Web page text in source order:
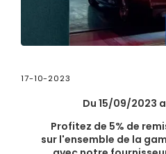
17-10-2023
Du 15/09/2023
Profitez de 5% de
sur l'ensemble de la